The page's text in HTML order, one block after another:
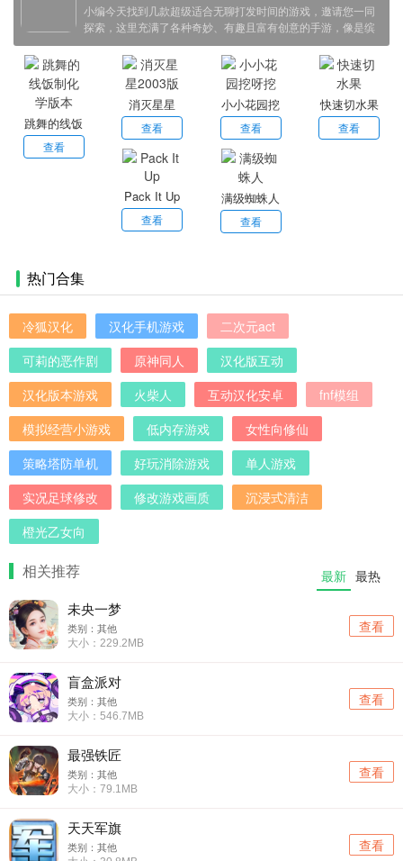
小编今天找到几款超级适合无聊打发时间的游戏，邀请您一同
探索，这里充满了各种奇妙、有趣且富有创意的手游，像是缤
纷的乐园，让您沉浸其中，忘却一切烦恼。这些游戏用各自的
独特魅力，为您的生活带来欢笑与惊喜，感兴趣的朋友就来本
站下载吧。
跳舞的线饭
制化学版本
查看
消灭星星
2003版
查看
小小花园挖
呀挖
查看
快速切水果
查看
Pack It Up
查看
满级蜘蛛人
查看
热门合集
冷狐汉化 汉化手机游戏
二次元act
可莉的恶作剧
原神同人
汉化版互动
汉化版本游戏
火柴人 互动汉化安卓
fnf模组
模拟经营小游戏
低内存游戏
女性向修仙
策略塔防单机
好玩消除游戏
单人游戏
实况足球修改
修改游戏画质
沉浸式清洁
橙光乙女向
相关推荐 最新 最热
未央一梦
类别：其他
大小：229.2MB
查看
盲盒派对
类别：其他
大小：546.7MB
查看
最强铁匠
类别：其他
大小：79.1MB
查看
天天军旗
类别：其他 查看